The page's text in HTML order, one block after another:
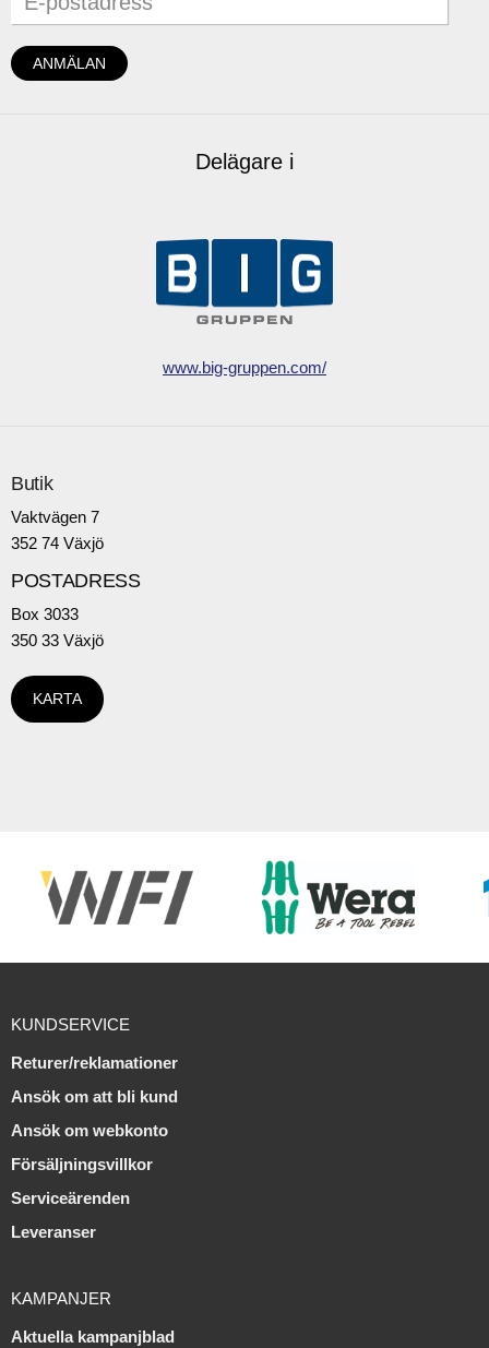
Delägare i
www.big-gruppen.com/
Butik
Vaktvägen 7
352 74 Växjö
POSTADRESS
Box 3033
350 33 Växjö
KARTA
KUNDSERVICE
Returer/reklamationer
Ansök om att bli kund
Ansök om webkonto
Försäljningsvillkor
Serviceärenden
Leveranser
KAMPANJER
Aktuella kampanjblad